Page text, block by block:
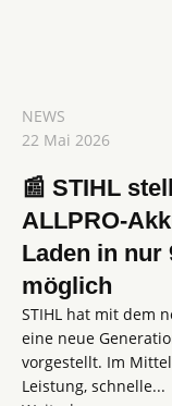
NEWS
22 Mai 2026
📰 STIHL
ALLPRO-
Laden in nur
möglich
STIHL hat mit dem
eine neue
vorgestellt. Im
Leistung, schnelle...